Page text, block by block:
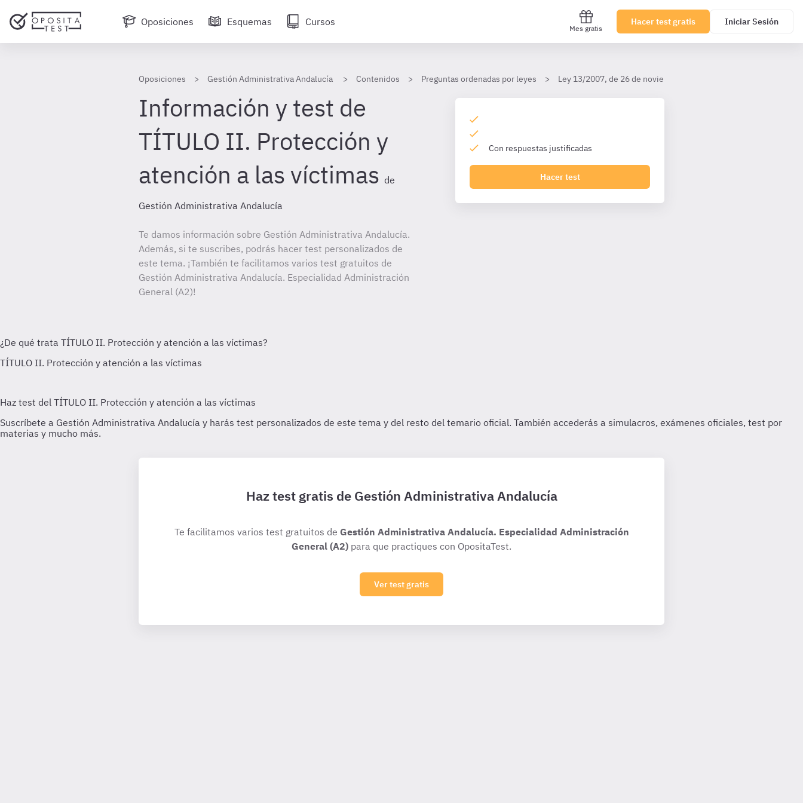
Oposiciones Esquemas Cursos
Mes gratis
Hacer test gratis Iniciar Sesión
Oposiciones Gestión Administrativa Andalucía Contenidos Preguntas ordenadas por leyes Ley 13/2007, de 26 de noviembre, de medidas de prevención y
Información y test de
TÍTULO II. Protección y
atención a las víctimas de
Gestión Administrativa Andalucía
Te damos información sobre Gestión Administrativa Andalucía.
Además, si te suscribes, podrás hacer test personalizados de
este tema. ¡También te facilitamos varios test gratuitos de
Gestión Administrativa Andalucía. Especialidad Administración
General (A2)!
Con respuestas justificadas
Hacer test
Haz test gratis de Gestión Administrativa Andalucía
Te facilitamos varios test gratuitos de Gestión Administrativa Andalucía. Especialidad Administración
General (A2) para que practiques con OpositaTest.
Ver test gratis